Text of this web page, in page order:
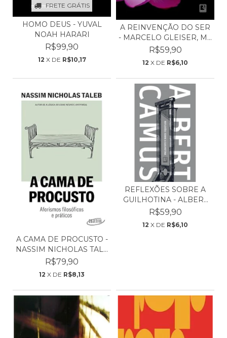
FRETE GRÁTIS
HOMO DEUS - YUVAL
NOAH HARARI
R$99,90
12 X DE R$10,17
A REINVENÇÃO DO SER
- MARCELO GLEISER, M...
R$59,90
12 X DE R$6,10
A CAMA DE PROCUSTO -
NASSIM NICHOLAS TAL...
R$79,90
12 X DE R$8,13
REFLEXÕES SOBRE A
GUILHOTINA - ALBERT
CA...
R$59,90
12 X DE R$6,10